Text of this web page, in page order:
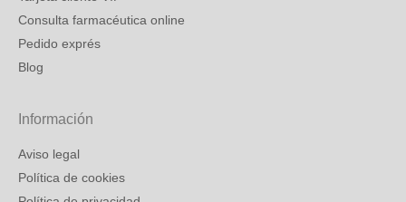
Consulta farmacéutica online
Pedido exprés
Blog
Información
Aviso legal
Política de cookies